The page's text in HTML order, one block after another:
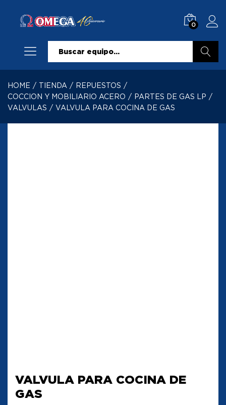
0
HOME / TIENDA / REPUESTOS /
COCCION Y MOBILIARIO ACERO / PARTES DE GAS LP /
VALVULAS / VALVULA PARA COCINA DE GAS
VALVULA PARA COCINA DE
GAS